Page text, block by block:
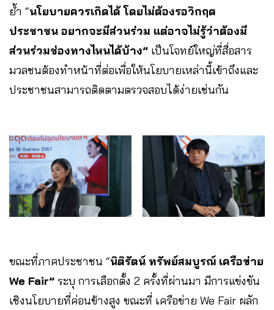
ย้ำ “นโยบายควรเกิดได้ โดยไม่ต้องรอวิกฤต
ประชาชน อยากจะมีส่วนร่วม แต่อาจไม่รู้ว่าต้องมี
ส่วนร่วมช่องทางไหนได้บ้าง” เป็นโจทย์ใหญ่ที่สื่อสาร
มวลชนต้องทำหน้าที่ต่อเพื่อให้นโยบายเหล่านี้เข้าถึงและ
ประชาชนสามารถติดตามตรวจสอบได้ง่ายเช่นกัน
ขณะที่ภาคประชาชน “นิติรัตน์ ทรัพย์สมบูรณ์ เครือข่าย
We Fair” ระบุ การเลือกตั้ง 2 ครั้งที่ผ่านมา มีการแข่งขัน
เชิงนโยบายที่ค่อนข้างสูง ขณะที่ เครือข่าย We Fair ผลัก